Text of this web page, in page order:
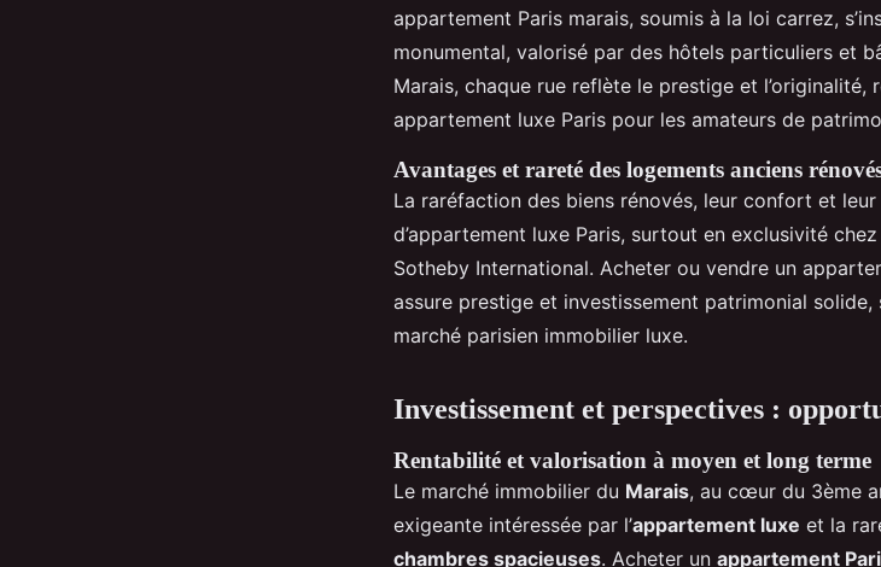
appartement Paris marais, soumis à la loi carrez,
monumental, valorisé par des hôtels particuliers et
Marais, chaque rue reflète le prestige et
appartement luxe Paris pour les amateurs de
Avantages et rareté des logements anciens
La raréfaction des biens rénovés, leur confort et
d’appartement luxe Paris, surtout en exclusivité
Sotheby International. Acheter ou vendre un
assure prestige et investissement patrimonial
marché parisien immobilier luxe.
Investissement et perspectives :
Rentabilité et valorisation à moyen et long terme
Le marché immobilier du Marais, au cœur du 3ème
exigeante intéressée par l’appartement luxe et la
chambres spacieuses. Acheter un appartement